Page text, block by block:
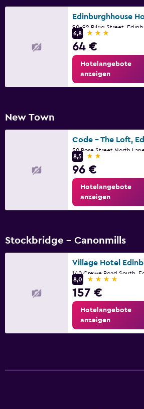
Edinburghhouse
90-92 Pilrig Street,
6,8
3 Sterne
64 €
Hotelangebote
anzeigen
New Town
8,5
2 Sterne
96 €
Hotelangebote
anzeigen
Stockbridge - Canonmills
Village Hotel
8,0
4 Sterne
157 €
Hotelangebote
anzeigen